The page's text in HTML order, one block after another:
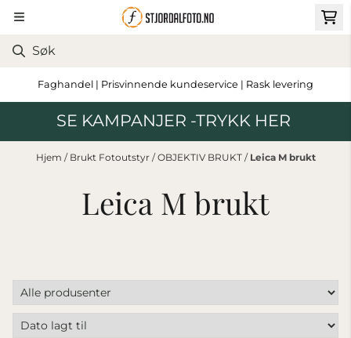
Hopp til innhold
Faghandel | Prisvinnende kundeservice | Rask levering
SE KAMPANJER -TRYKK HER
Hjem / Brukt Fotoutstyr /OBJEKTIV BRUKT / Leica M brukt
Leica M brukt